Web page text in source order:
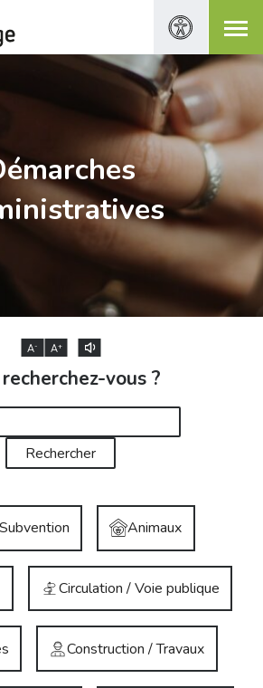
A- A+
vous ?
Animaux
Circulation / Voie publique
Construction / Travaux